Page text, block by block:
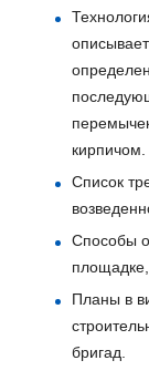
кирпичом.
Список
Способы
Планы в
бригад.